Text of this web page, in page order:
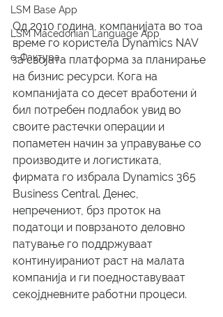
LSM Base App
LSM Macedonian Language App
е-Фактура
Од 2010 година, компанијата во тоа
време го користела Dynamics NAV
за својата платформа за планирање
на бизнис ресурси. Кога на
компанијата со десет вработени ѝ
бил потребен подлабок увид во
своите растечки операции и
попаметен начин за управување со
производите и логистиката,
фирмата го избрала Dynamics 365
Business Central. Денес,
непречениот, брз проток на
податоци и поврзаното деловно
патување го поддржуваат
континуираниот раст на малата
компанија и ги поедноставуваат
секојдневните работни процеси.